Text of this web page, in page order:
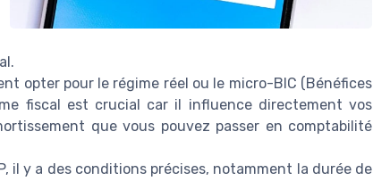
opter pour le régime réel ou le micro-BIC (Bénéfices
fiscal est crucial car il influence directement vos
que vous pouvez passer en comptabilité
il y a des conditions précises, notamment la durée de